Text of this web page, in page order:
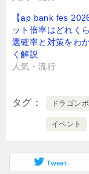
【ap bank fes
ット倍率はどれく
選確率と対策をわ
く解説
人気・流行
タグ ドラゴン
イベント
Tweet